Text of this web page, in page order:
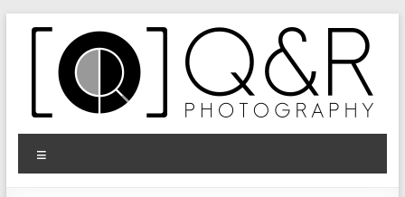
Inhalt
Q&R
Photography